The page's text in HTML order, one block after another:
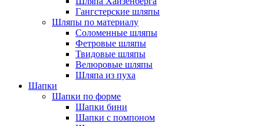
Гангстерские шляпы
Шляпы по материалу
Соломенные шляпы
Фетровые шляпы
Твидовые шляпы
Велюровые шляпы
Шляпа из пуха
Шапки
Шапки по форме
Шапки бини
Шапки с помпоном